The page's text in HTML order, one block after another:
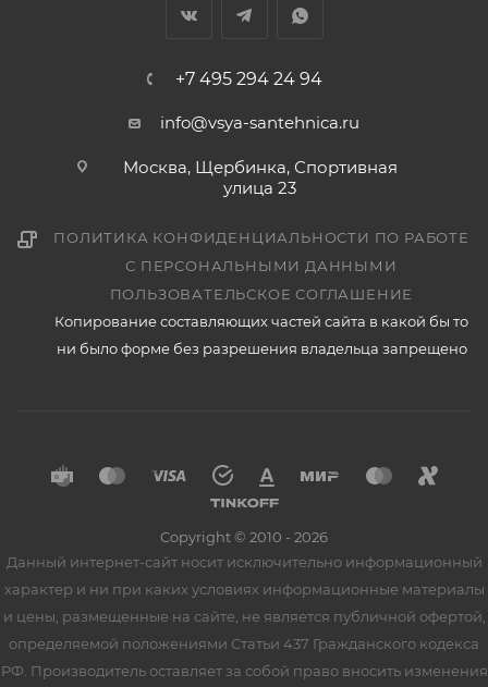
+7 495 294 24 94
info@vsya-santehnica.ru
Москва, Щербинка, Спортивная
улица 23
ПОЛИТИКА КОНФИДЕНЦИАЛЬНОСТИ ПО РАБОТЕ
С ПЕРСОНАЛЬНЫМИ ДАННЫМИ
ПОЛЬЗОВАТЕЛЬСКОЕ СОГЛАШЕНИЕ
Копирование составляющих частей сайта в какой бы то
ни было форме без разрешения владельца запрещено
Copyright © 2010 - 2026
Данный интернет-сайт носит исключительно информационный
характер и ни при каких условиях информационные материалы
и цены, размещенные на сайте, не является публичной офертой,
определяемой положениями Статьи 437 Гражданского кодекса
РФ. Производитель оставляет за собой право вносить изменения